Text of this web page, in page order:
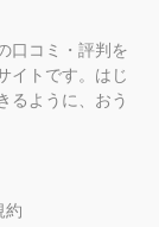
口コミ・評判を
イトです。はじ
るように、おう
約